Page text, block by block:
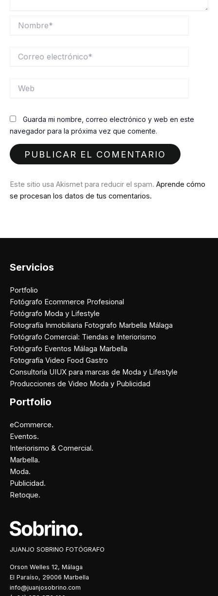
electrónico*
Guarda mi nombre, correo electrónico y web en este
navegador para la próxima vez que comente.
Este sitio usa Akismet para reducir el spam. Aprende cómo
se procesan los datos de tus comentarios.
Servicios
Portfolio
Fotógrafo Ecommerce Profesional
Fotógrafo Moda y Lifestyle
Fotografía Inmobiliaria Fotografo Marbella Málaga
Fotógrafo Comercial: Tiendas e Interiorismo
Fotógrafo Eventos Málaga Marbella
Fotografía Video Food Gastro
Consultoría UIUX para marcas de Moda y Lifestyle
Producciones de Video Moda y Publicidad
Portfolio
eCommerce.
Eventos.
Interiorismo & Comercial.
Marbella.
Moda.
Publicidad.
Retoque.
JUANJO SOBRINO FOTÓGRAFO
Orson Welles 12, Málaga
El Paraíso, 29006 Marbella
info@juanjosobrino.com